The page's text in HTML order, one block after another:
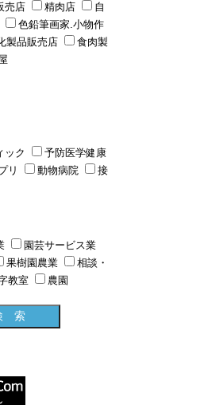
売店
精肉店
自
色鉛筆画家.小物作
製品販売店
食肉製
ック
予防医学健康
リ 動物病院
接
園芸サービス業
果樹園農業
相談・
教室 農園